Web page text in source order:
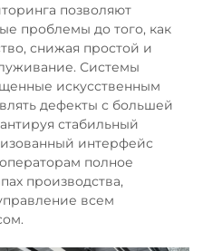
позволяют
проблемы до того, как
снижая простой и
Системы
искусственным
дефекты с большей
стабильный
интерфейс
полное
производства,
всем